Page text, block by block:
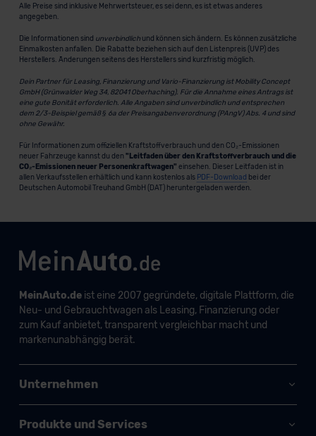
Alle Preise sind inklusive Mehrwertsteuer, es sei denn, es ist etwas anderes
angegeben.
Die Informationen sind unverbindlichund können sich ändern. Es können zusätzliche
Einmalkosten anfallen. Die Rabatte beziehen sich auf den Listenpreis (UVP) des
Herstellers. Änderungen seitens des Herstellers sind kurzfristig möglich.
Dein Partner für Leasing, Finanzierung und Vario-Finanzierung ist Mobility Concept
GmbH (Grünwalder Weg 34, 82041 Oberhaching). Für die Annahme eines Antrags ist
eine gute Bonität erforderlich. Alle Angaben sind unverbindlich und entsprechen
dem 2/3-Beispiel gemäß § 6a der Preisangabenverordnung (PAngV) Abs. 4 und sind
ohne Gewähr.
Für Informationen zum offiziellen Kraftstoffverbrauch und den CO₂-Emissionen
neuer Fahrzeuge kannst du den "Leitfaden über den Kraftstoffverbrauch und die
CO₂-Emissionen neuer Personenkraftwagen" einsehen. Dieser Leitfaden ist in
allen Verkaufsstellen erhältlich und kann kostenlos als PDF-Download bei der
Deutschen Automobil Treuhand GmbH (DAT) heruntergeladen werden.
MeinAuto.deist eine 2007 gegründete, digitale Plattform, die
Neu- und Gebrauchtwagen als Leasing, Finanzierung oder
zum Kauf anbietet, transparent vergleichbar macht und
markenunabhängig berät.
Unternehmen
Produkte und Services